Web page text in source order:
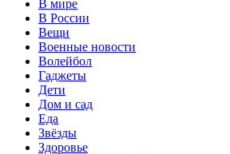
В мире
В России
Вещи
Военные новости
Волейбол
Гаджеты
Дети
Дом и сад
Еда
Звёзды
Здоровье